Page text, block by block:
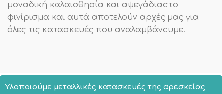
μοναδική καλαισθησία και αψεγάδιαστο
φινίρισμα και αυτά αποτελούν αρχές μας για
όλες τις κατασκευές που αναλαμβάνουμε.
Υλοποιούμε μεταλλικές κατασκευές της αρεσκείας